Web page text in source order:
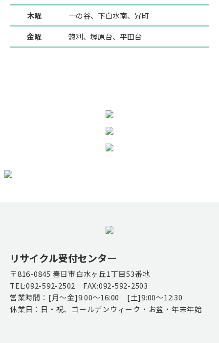
木曜 一の谷、下白水南、昇町
金曜 惣利、塚原台、平田台
リサイクル受付センター
〒816-0845 春日市白水ヶ丘1丁目53番地
TEL:092-592-2502 FAX:092-592-2503
営業時間：[月～金]9:00～16:00 [土]9:00～12:30
休業日：日・祝、ゴールデンウィーク・お盆・年末年始